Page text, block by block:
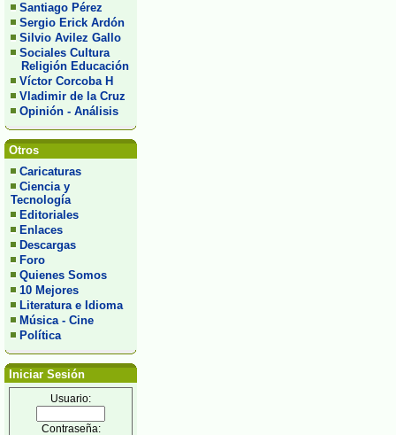
Santiago Pérez
Sergio Erick Ardón
Silvio Avilez Gallo
Sociales Cultura
Religión Educación
Víctor Corcoba H
Vladimir de la Cruz
Opinión - Análisis
Otros
Caricaturas
Ciencia y
Tecnología
Editoriales
Enlaces
Descargas
Foro
Quienes Somos
10 Mejores
Literatura e Idioma
Música - Cine
Política
Iniciar Sesión
Usuario:
Contraseña: